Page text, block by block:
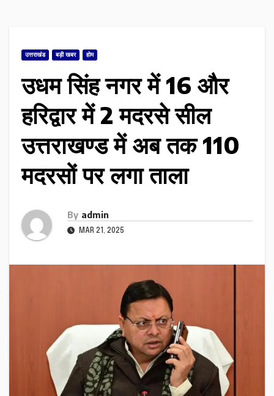
उत्तराखंड बड़ी खबर होम
उधम सिंह नगर में 16 और
हरिद्वार में 2 मदरसे सील
उत्तराखण्ड में अब तक 110
मदरसों पर लगा ताला
By admin
MAR 21, 2025